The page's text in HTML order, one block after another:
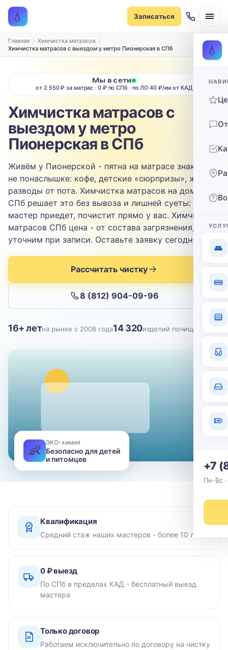
💧 Записаться
Записаться на химчистку
Рассчитаем стоимость и подберём удобное время
ТИП МЕБЕЛИ
ТИП ОБИВКИ
Выберите ткань…
ЗАГРЯЗНЕНИЕ
Выберите загрязнение…
ТЕЛЕФОН
Отправить
Нажимая кнопку, вы соглашаетесь сполитикой конфиденциальности
💧
+7
Пн-Вс
Главная
Химчистка матрасов
Химчистка матрасов с выездом у метро Пионерская в СПб
Мы в сети
от 2 550 ₽ за матрас · 0 ₽ по СПб · по ЛО 40 ₽/км от КАД
Химчистка матрасов с
выездом у метро
Пионерская в СПб
Живём у Пионерской - пятна на матрасе знакомы
не понаслышке: кофе, детские «сюрпризы», жёлтые
разводы от пота. Химчистка матрасов на дому в
СПб решает это без вывоза и лишней суеты:
мастер приедет, почистит прямо у вас. Химчистка
матрасов СПб цена - от состава загрязнения,
уточним при записи. Оставьте заявку сегодня.
Рассчитать чистку
8 (812) 904-09-96
16+ летна рынке с 2008 года14 320изделий почищено
👶
ЭКО-химия
Безопасно для детей
и питомцев
Квалификация
Средний стаж наших мастеров - более 10 лет
0 ₽ выезд
По СПб в пределах КАД - бесплатный выезд
мастера
Только договор
Работаем исключительно по договору на чистку